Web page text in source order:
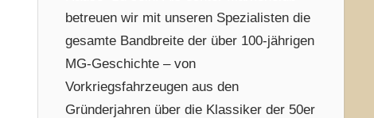
betreuen wir mit unseren Spezialisten die
gesamte Bandbreite der über 100-jährigen
MG-Geschichte – von
Vorkriegsfahrzeugen aus den
Gründerjahren über die Klassiker der 50er